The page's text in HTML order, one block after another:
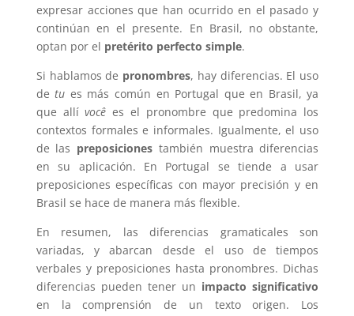
expresar acciones que han ocurrido en el pasado y
continúan en el presente. En Brasil, no obstante,
optan por el pretérito perfecto simple.
Si hablamos de pronombres, hay diferencias. El uso
detu es más común en Portugal que en Brasil, ya
que allívocê es el pronombre que predomina los
contextos formales e informales. Igualmente, el uso
de las preposiciones también muestra diferencias
en su aplicación. En Portugal se tiende a usar
preposiciones específicas con mayor precisión y en
Brasil se hace de manera más flexible.
En resumen, las diferencias gramaticales son
variadas, y abarcan desde el uso de tiempos
verbales y preposiciones hasta pronombres. Dichas
diferencias pueden tener un impacto significativo
en la comprensión de un texto origen. Los